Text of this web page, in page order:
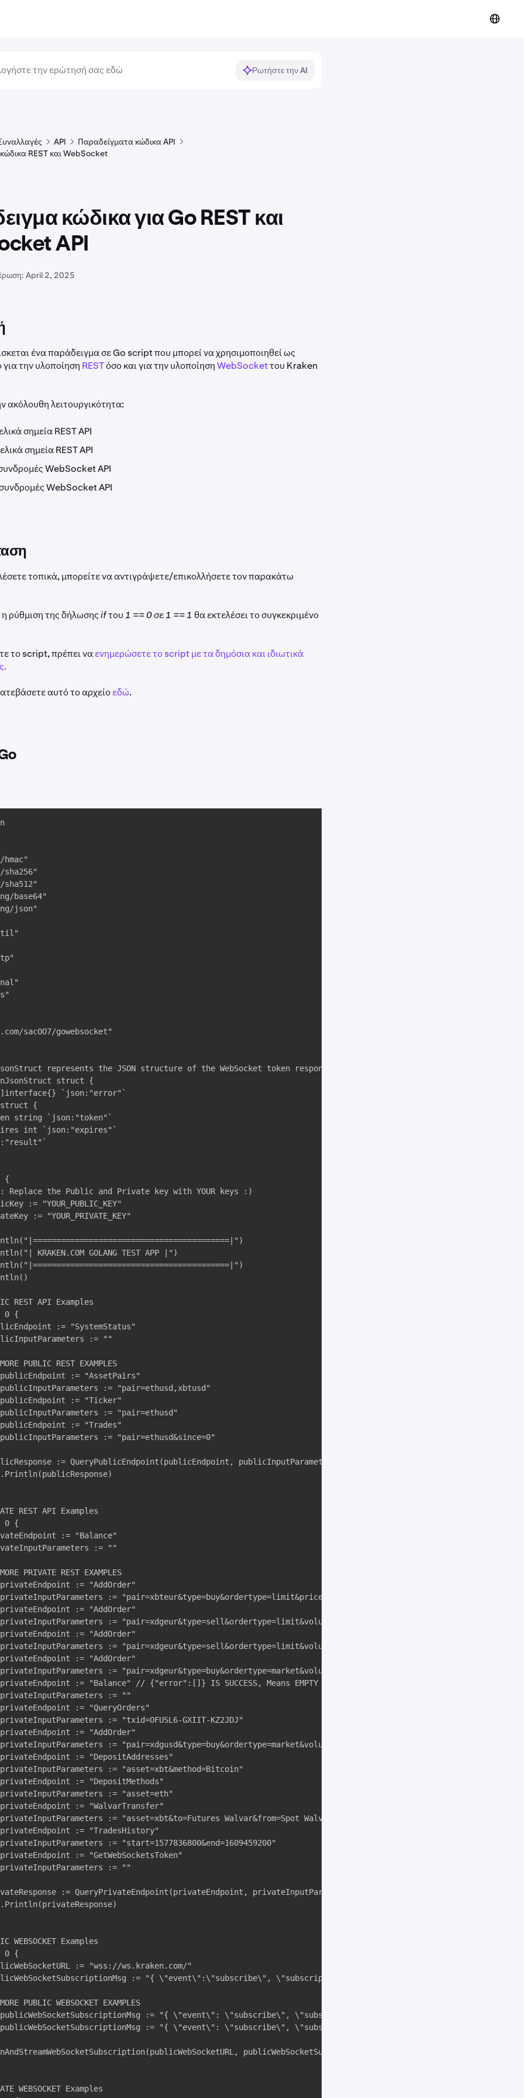
Ρωτήστε την AI
API
Παραδείγματα κώδικα API
REST και WebSocket
κώδικα για Go REST και
API
April 2, 2025
ένα παράδειγμα σε Go script που μπορεί να χρησιμοποιηθεί ως
την υλοποίηση RESTόσο και για την υλοποίησηWebSocketτου Kraken
ακόλουθη λειτουργικότητα:
σημεία REST API
σημεία REST API
WebSocket API
συνδρομές WebSocket API
τοπικά, μπορείτε να αντιγράψετε/επικολλήσετε τον παρακάτω
η ρύθμιση της δήλωσηςifτου1 == 0σε1 == 1 θα εκτελέσει το συγκεκριμένο
το script, πρέπει ναενημερώσετε το script με τα δημόσια και ιδιωτικά
αυτό το αρχείοεδώ.
return signatureString
}

// OpenAndStreamWebSocketSubscription opens and streams a WebSocket subscription
func OpenAndStreamWebSocketSubscription(connectionURL, webSocketSubscription string) {
    interrupt := make(chan os.Signal, 1)
    signal.Notify(interrupt, os.Interrupt)

    webSocketClient := gowebsocket.New(connectionURL)

    webSocketClient.OnConnectError = func(err error, socket gowebsocket.Socket) {
        fmt.Println("Received connect error - ", err)
    }

    webSocketClient.OnConnected = func(socket gowebsocket.Socket) {
        fmt.Println("Con